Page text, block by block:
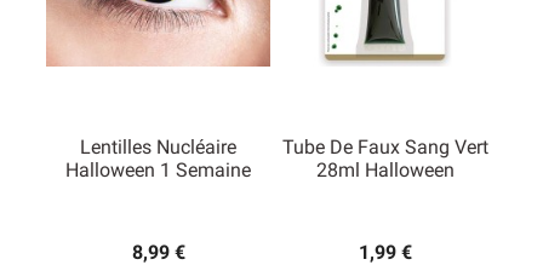
Lentilles Nucléaire
Halloween 1 Semaine
8,99 €
Tube De Faux Sang Vert
28ml Halloween
1,99 €